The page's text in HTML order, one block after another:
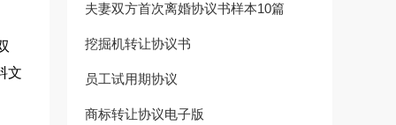
文
夫妻双方首次离婚协议书样本10篇
挖掘机转让协议书
员工试用期协议
商标转让协议电子版